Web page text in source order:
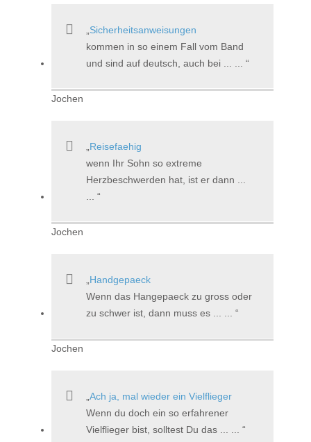
Sicherheitsanweisungen
kommen in so einem Fall vom Band
und sind auf deutsch, auch bei ... ...
Jochen
Reisefaehig
wenn Ihr Sohn so extreme
Herzbeschwerden hat, ist er dann ...
...
Jochen
Handgepaeck
Wenn das Hangepaeck zu gross oder
zu schwer ist, dann muss es ... ...
Jochen
Ach ja, mal wieder ein Vielflieger
Wenn du doch ein so erfahrener
Vielflieger bist, solltest Du das ... ...